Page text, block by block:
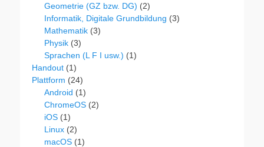
Geometrie (GZ bzw. DG) (2)
Informatik, Digitale Grundbildung (3)
Mathematik (3)
Physik (3)
Sprachen (L F I usw.) (1)
Handout (1)
Plattform (24)
Android (1)
ChromeOS (2)
iOS (1)
Linux (2)
macOS (1)